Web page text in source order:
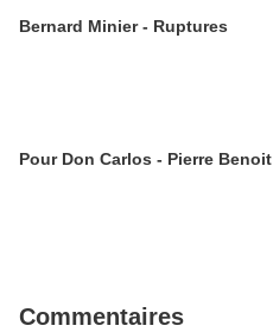
Bernard Minier - Ruptures
Pour Don Carlos - Pierre Benoit
Commentaires